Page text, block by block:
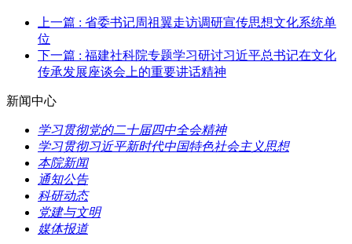
上一篇 : 省委书记周祖翼走访调研宣传思想文化系统单
位
下一篇 : 福建社科院专题学习研讨习近平总书记在文化
传承发展座谈会上的重要讲话精神
新闻中心
学习贯彻党的二十届四中全会精神
学习贯彻习近平新时代中国特色社会主义思想
本院新闻
通知公告
科研动态
党建与文明
媒体报道